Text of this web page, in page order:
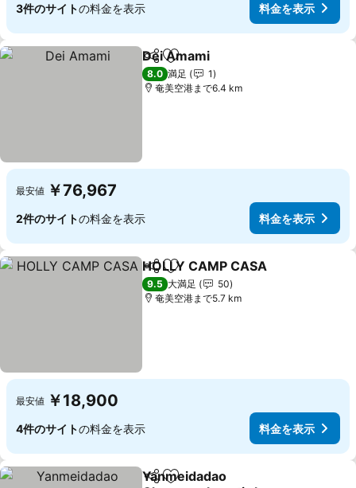
3件のサイトの料金を表示 料金を表示
シェアお気に入りに追加
Dei Amami
8.0 満足
1
奄美空港まで6.4 km
最安値 ￥76,967
2件のサイトの料金を表示 料金を表示
シェアお気に入りに追加
HOLLY CAMP CASA
9.5 大満足
50
奄美空港まで5.7 km
最安値 ￥18,900
4件のサイトの料金を表示 料金を表示
シェアお気に入りに追加
Yanmeidadao